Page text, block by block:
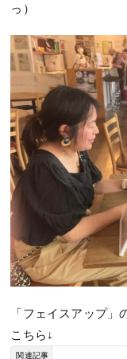
っ）
「フェイスアップ
こちら↓
関連記事